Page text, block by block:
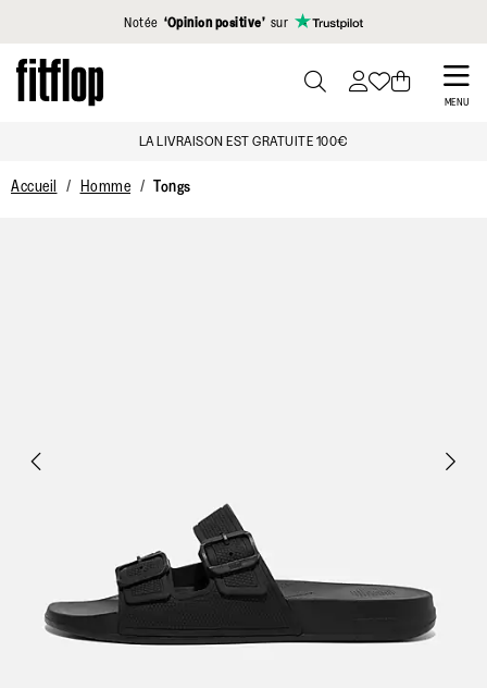
Cliquez pour consulter notre déclaration d'accessibilité
Notée ‘Opinion positive’ sur
Skip
to
MENU
TO
LA LIVRAISON EST GRATUITE 100€
Accueil Homme Tongs